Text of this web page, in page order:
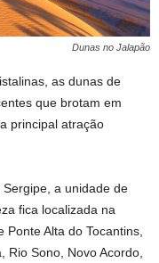
Dunas no Jalapão
as dunas de
que brotam em
principal atração
a unidade de
fica localizada na
Alta do Tocantins,
Rio Sono, Novo Acordo,